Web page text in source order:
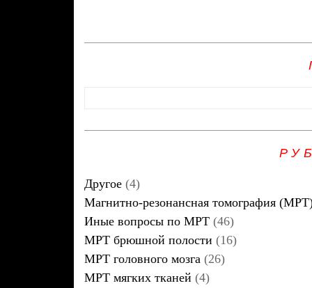
Другое (4)
Магнитно-резонансная томография
Иные вопросы по МРТ (46)
МРТ брюшной полости (16)
МРТ головного мозга (26)
МРТ мягких тканей (4)